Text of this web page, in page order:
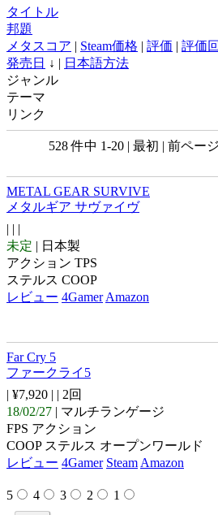
タイトル
邦題
メタスコア | Steam価格 | 評価 | 評価
発売日 ↓ | 日本語方法
ジャンル
テーマ
リンク
528 件中 1-20 | 最初 | 前ペー
METAL GEAR SURVIVE
メタルギア サヴァイヴ
| | |
未定 | 日本製
アクション TPS
ステルス COOP
レビュー 4Gamer Amazon
Far Cry 5
ファークライ5
| ¥7,920 | | 2回
18/02/27 | マルチランゲージ
FPS アクション
COOP ステルス オープンワールド
レビュー 4Gamer Steam Amazon
5 4 3 2 1